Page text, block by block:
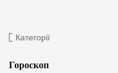
Категорії
Гороскоп